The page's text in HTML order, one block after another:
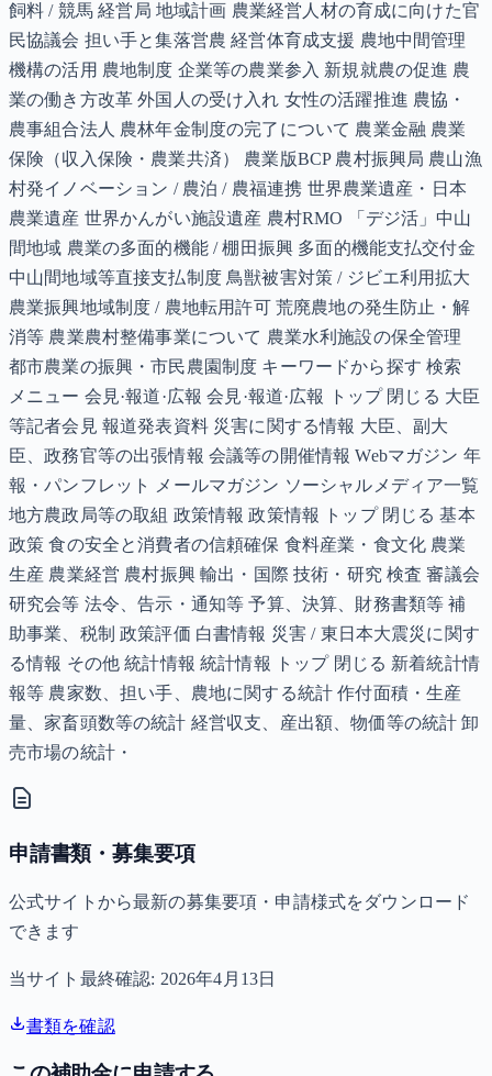
飼料 / 競馬 経営局 地域計画 農業経営人材の育成に向けた官
民協議会 担い手と集落営農 経営体育成支援 農地中間管理
機構の活用 農地制度 企業等の農業参入 新規就農の促進 農
業の働き方改革 外国人の受け入れ 女性の活躍推進 農協・
農事組合法人 農林年金制度の完了について 農業金融 農業
保険（収入保険・農業共済） 農業版BCP 農村振興局 農山漁
村発イノベーション / 農泊 / 農福連携 世界農業遺産・日本
農業遺産 世界かんがい施設遺産 農村RMO 「デジ活」中山
間地域 農業の多面的機能 / 棚田振興 多面的機能支払交付金
中山間地域等直接支払制度 鳥獣被害対策 / ジビエ利用拡大
農業振興地域制度 / 農地転用許可 荒廃農地の発生防止・解
消等 農業農村整備事業について 農業水利施設の保全管理
都市農業の振興・市民農園制度 キーワードから探す 検索
メニュー 会見·報道·広報 会見·報道·広報 トップ 閉じる 大臣
等記者会見 報道発表資料 災害に関する情報 大臣、副大
臣、政務官等の出張情報 会議等の開催情報 Webマガジン 年
報・パンフレット メールマガジン ソーシャルメディア一覧
地方農政局等の取組 政策情報 政策情報 トップ 閉じる 基本
政策 食の安全と消費者の信頼確保 食料産業・食文化 農業
生産 農業経営 農村振興 輸出・国際 技術・研究 検査 審議会
研究会等 法令、告示・通知等 予算、決算、財務書類等 補
助事業、税制 政策評価 白書情報 災害 / 東日本大震災に関す
る情報 その他 統計情報 統計情報 トップ 閉じる 新着統計情
報等 農家数、担い手、農地に関する統計 作付面積・生産
量、家畜頭数等の統計 経営収支、産出額、物価等の統計 卸
売市場の統計・
申請書類・募集要項
公式サイトから最新の募集要項・申請様式をダウンロード
できます
当サイト最終確認: 2026年4月13日
書類を確認